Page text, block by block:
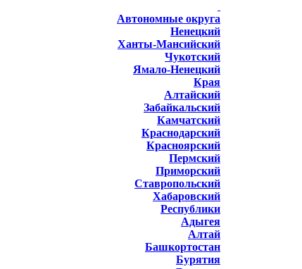
Автономные округа
Ненецкий
Ханты-Мансийский
Чукотский
Ямало-Ненецкий
Края
Алтайский
Забайкальский
Камчатский
Краснодарский
Красноярский
Пермский
Приморский
Ставропольский
Хабаровский
Республики
Адыгея
Алтай
Башкортостан
Бурятия